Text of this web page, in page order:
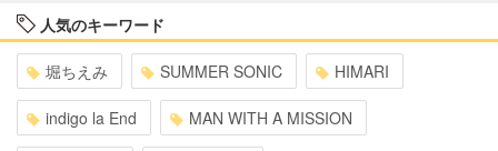
人気のキーワード
堀ちえみ SUMMER SONIC HIMARI
indigo la End MAN WITH A MISSION